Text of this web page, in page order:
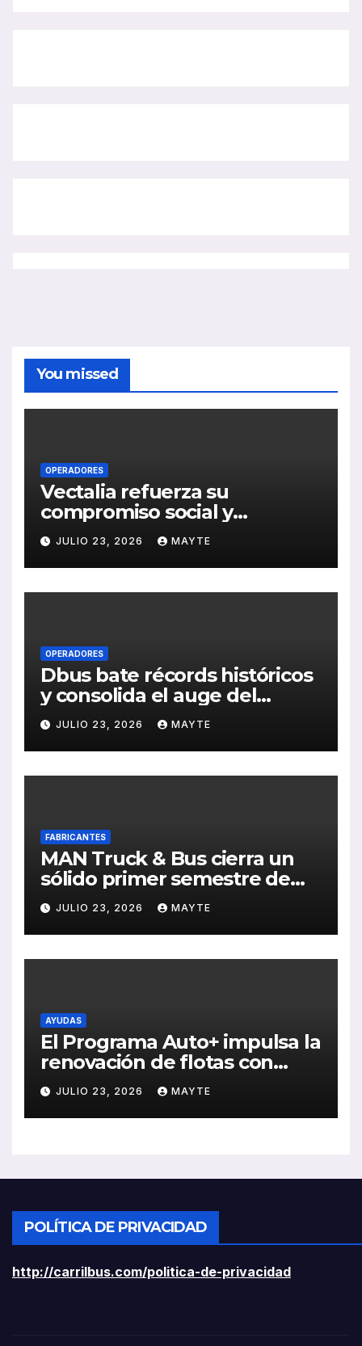
You missed
OPERADORES
Vectalia refuerza su
compromiso social y
medioambiental con la
publicación de su Memoria
de RSC 2025
JULIO 23, 2026 MAYTE
OPERADORES
Dbus bate récords históricos
y consolida el auge del
transporte público en San
Sebastián
JULIO 23, 2026 MAYTE
FABRICANTES
MAN Truck & Bus cierra un
sólido primer semestre de
2026 con crecimiento en
ventas, pedidos y
rentabilidad
JULIO 23, 2026 MAYTE
AYUDAS
El Programa Auto+ impulsa la
renovación de flotas con
ayudas a vehículos eléctricos
ligeros
JULIO 23, 2026 MAYTE
POLÍTICA DE PRIVACIDAD
http://carrilbus.com/politica-de-privacidad